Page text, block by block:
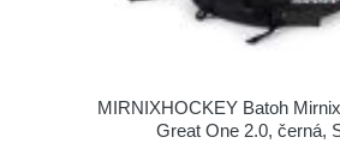
MIRNIXHOCKEY Batoh
Great One 2.0, černá,